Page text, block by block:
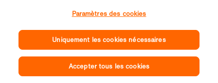
Paramètres des cookies
Uniquement les cookies nécessaires
Accepter tous les cookies